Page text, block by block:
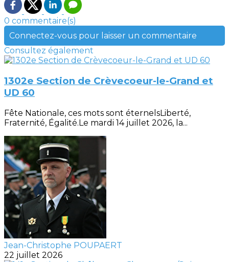
0 commentaire(s)
Connectez-vous pour laisser un commentaire
Consultez également
1302e Section de Crèvecoeur-le-Grand et
UD 60
Fête Nationale, ces mots sont éternelsLiberté,
Fraternité, Égalité.Le mardi 14 juillet 2026, la...
Jean-Christophe POUPAERT
22 juillet 2026